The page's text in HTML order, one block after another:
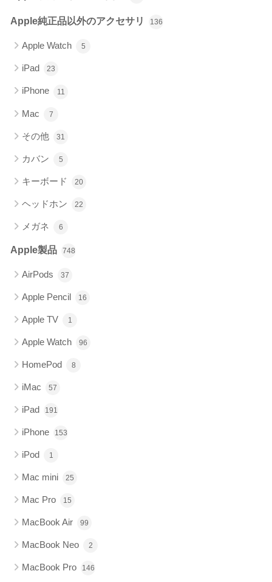
Apple純正品以外のアクセサリ 136
Apple Watch 5
iPad 23
iPhone 11
Mac 7
その他 31
カバン 5
キーボード 20
ヘッドホン 22
メガネ 6
Apple製品 748
AirPods 37
Apple Pencil 16
Apple TV 1
Apple Watch 96
HomePod 8
iMac 57
iPad 191
iPhone 153
iPod 1
Mac mini 25
Mac Pro 15
MacBook Air 99
MacBook Neo 2
MacBook Pro 146